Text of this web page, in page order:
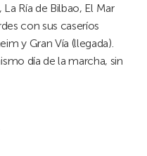
La Ría de Bilbao, El Mar
con sus caseríos
y Gran Vía (llegada).
día de la marcha, sin